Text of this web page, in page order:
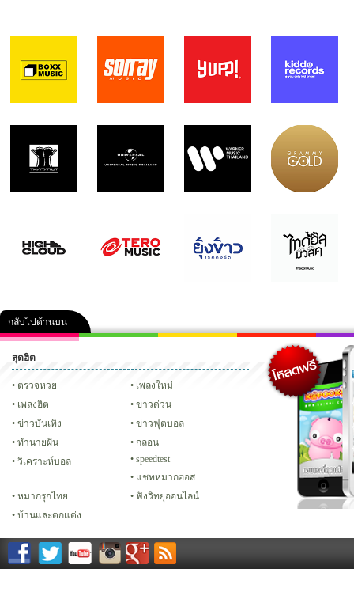
กลับไปด้านบน
คลิป ภาพ ปฏิทิน 2556 เฟซบุ๊ก ทวิ
Glitter
สุดฮิต
ตรวจหวย
เพลงใหม่
เพลงฮิต
ข่าวด่วน
ข่าวบันเทิง
ข่าวฟุตบอล
ทํานายฝัน
กลอน
วิเคราะห์บอล
speedtest
แชทหมากฮอส
หมากรุกไทย
ฟังวิทยุออนไลน์
บ้านและตกแต่ง